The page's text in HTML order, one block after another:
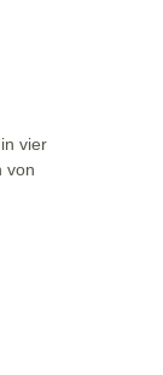
vier
von